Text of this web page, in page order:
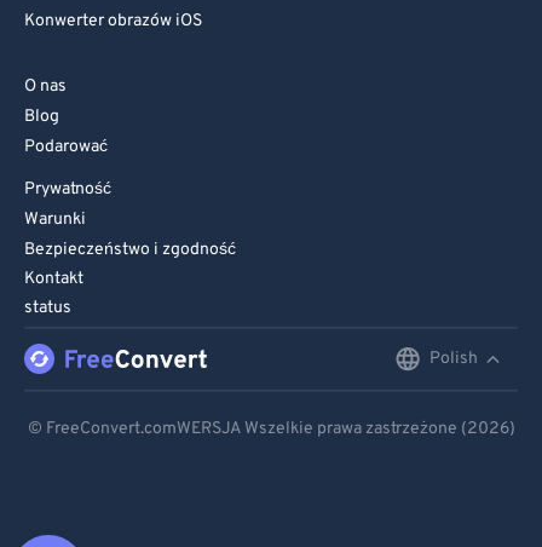
Konwerter obrazów iOS
O nas
Blog
Podarować
Prywatność
Warunki
Bezpieczeństwo i zgodność
Kontakt
status
Polish
© FreeConvert.comWERSJA Wszelkie prawa zastrzeżone (2026)